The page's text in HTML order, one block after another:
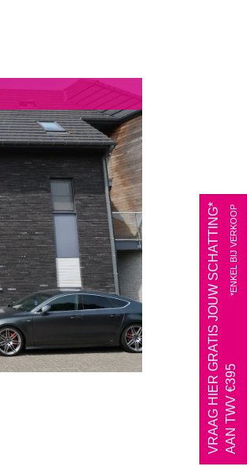
VRAAG HIER GRATIS JOUW SCHATTING*AAN TWV €395
*ENKEL BIJ VERKOOP